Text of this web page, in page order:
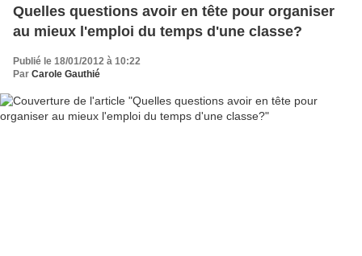
Quelles questions avoir en tête pour organiser
au mieux l'emploi du temps d'une classe?
Publié le 18/01/2012 à 10:22
Par Carole Gauthié